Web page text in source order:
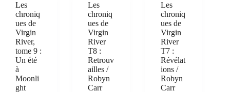
Les
chroniq
ues de
Virgin
River,
tome 9 :
Un été
à
Moonli
ght
Les
chroniq
ues de
Virgin
River
T8 :
Retrouv
ailles /
Robyn
Carr
Les
chroniq
ues de
Virgin
River
T7 :
Révélat
ions /
Robyn
Carr